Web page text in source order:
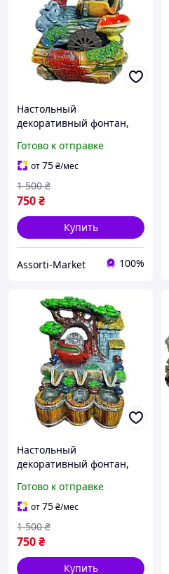
Настольный
декоративный фонтан,
воздуха со слоником и
бочкой 20х14х11см
Готово к отправке
от75₴/мес
750₴
1 500 ₴
Купить
Assorti-Market 100%
Настольный
декоративный фонтан,
воздуха с бочками
20х14х13см
Готово к отправке
от75₴/мес
750₴
1 500 ₴
Купить